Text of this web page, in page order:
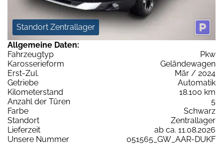
Standort Zentrallager
Allgemeine Daten:
Fahrzeugtyp
Pkw
Karosserieform
Geländewagen
Erst-Zul.
Mär / 2024
Getriebe
Automatik
Kilometerstand
18.100 km
Anzahl der Türen
5
Farbe
Schwarz
Standort
Zentrallager
Lieferzeit
ab ca. 11.08.2026
Unsere Nummer
051565_GW_AAR-DUKF